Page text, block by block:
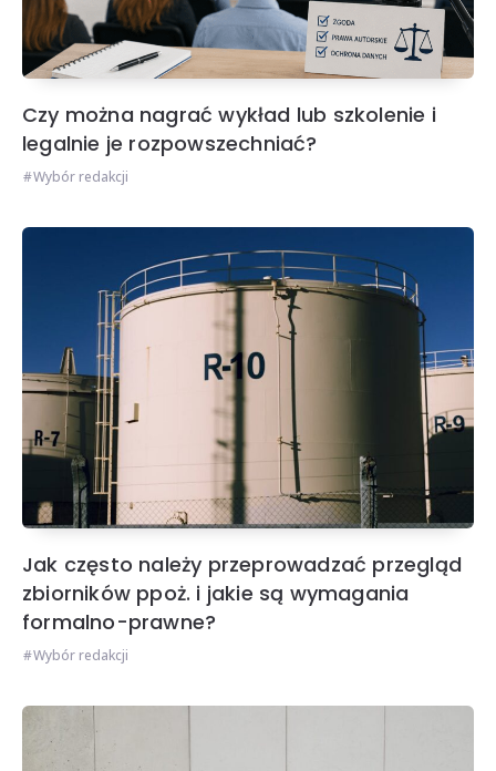
Czy można nagrać wykład lub szkolenie i
legalnie je rozpowszechniać?
Wybór redakcji
Jak często należy przeprowadzać przegląd
zbiorników ppoż. i jakie są wymagania
formalno-prawne?
Wybór redakcji